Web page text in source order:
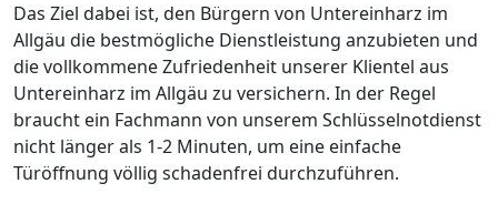
Das Ziel dabei ist, den Bürgern von Untereinharz im
Allgäu die bestmögliche Dienstleistung anzubieten und
die vollkommene Zufriedenheit unserer Klientel aus
Untereinharz im Allgäu zu versichern. In der Regel
braucht ein Fachmann von unserem Schlüsselnotdienst
nicht länger als 1-2 Minuten, um eine einfache
Türöffnung völlig schadenfrei durchzuführen.